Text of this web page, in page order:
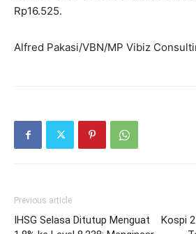
Rp16.525.
Alfred Pakasi/VBN/MP Vibiz
Previous article
IHSG Selasa Ditutup Menguat
Kospi